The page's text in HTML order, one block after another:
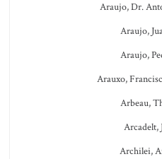
Araujo, Dr.
Araujo,
Araujo,
Arauxo,
Arbeau,
Arcadelt,
Archilei,